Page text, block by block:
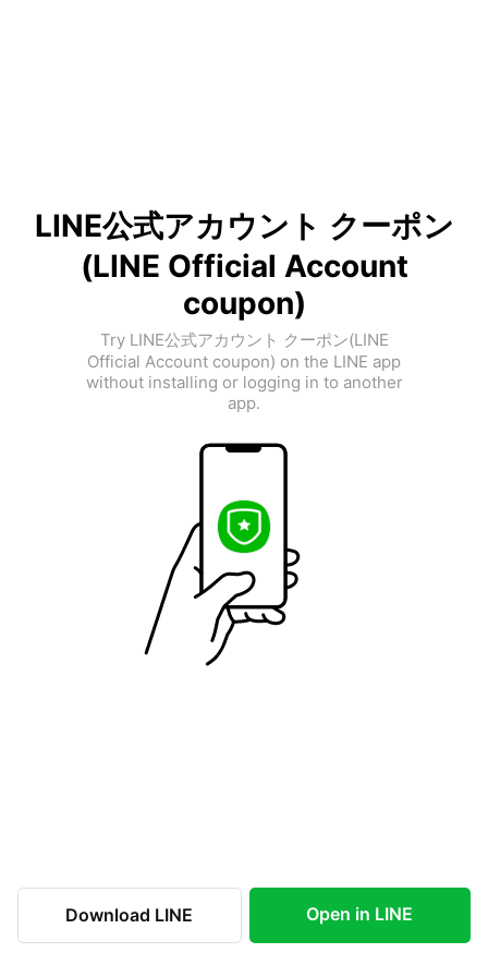
LINE公式アカウント クーポン
(LINE Official Account
coupon)
Try LINE公式アカウント クーポン(LINE
Official Account coupon) on the LINE app
without installing or logging in to another
app.
Download LINE Open in LINE